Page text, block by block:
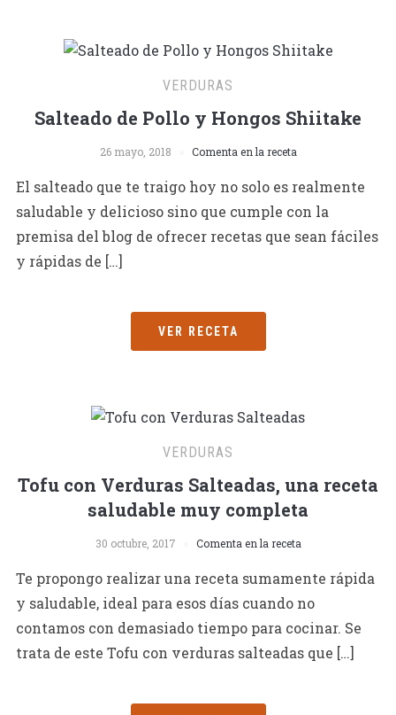
VERDURAS
Salteado de Pollo y Hongos Shiitake
26 mayo, 2018 Comenta en la receta
El salteado que te traigo hoy no solo es realmente
saludable y delicioso sino que cumple con la
premisa del blog de ofrecer recetas que sean fáciles
y rápidas de […]
VER RECETA
VERDURAS
Tofu con Verduras Salteadas, una receta
saludable muy completa
30 octubre, 2017 Comenta en la receta
Te propongo realizar una receta sumamente rápida
y saludable, ideal para esos días cuando no
contamos con demasiado tiempo para cocinar. Se
trata de este Tofu con verduras salteadas que […]